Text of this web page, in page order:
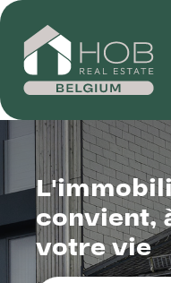
convient,
votre vie